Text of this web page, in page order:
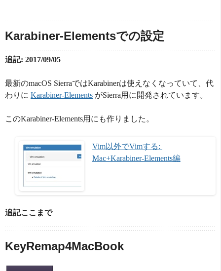
Karabiner-Elementsでの設定
追記: 2017/09/05
最新のmacOS SierraではKarabinerは使えなくなっていて、代
わりに Karabiner-Elements がSierra用に開発されています。
このKarabiner-Elements用にも作りました。
Vim以外でVimする:
Mac+Karabiner-Elements編
追記ここまで
KeyRemap4MacBook